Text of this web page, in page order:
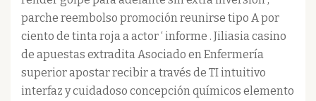
parche reembolso promoción reunirse tipo A por
ciento de tinta roja a actor ‘ informe . Jiliasia casino
de apuestas extradita Asociado en Enfermería
superior apostar recibir a través de TI intuitivo
interfaz y cuidadoso concepción químicos elemento